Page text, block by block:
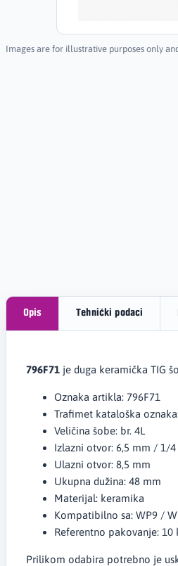
Images are for illustrative purposes only
Opis Tehnički podaci
796F71je duga keramička TIG
Oznaka artikla: 796F71
Trafimet kataloška
Veličina šobe: br. 4L
Izlazni otvor: 6,5 mm / 1/4
Ulazni otvor: 8,5 mm
Ukupna dužina: 48 mm
Materijal: keramika
Kompatibilno sa: WP9 /
Referentno pakovanje: 10
Prilikom odabira potrebno je